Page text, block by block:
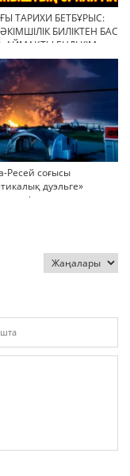
ТАРИХИ БЕТБҰРЫС:
БИЛІКТЕН БАС
АЙМАҚТЫ ЕНДІ КІМ
Ресей соғысы
дуэльге»
кетті